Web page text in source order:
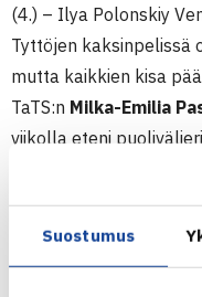
Suostumus
(4.) – Ilya Polonskiy
Tyttöjen kaksinpelissä
mutta kaikkien kisa
TaTS:n Milka-Emilia
viikolla eteni
ja hänen
Raaholdtille.
Tyttöjen nelinpelissä